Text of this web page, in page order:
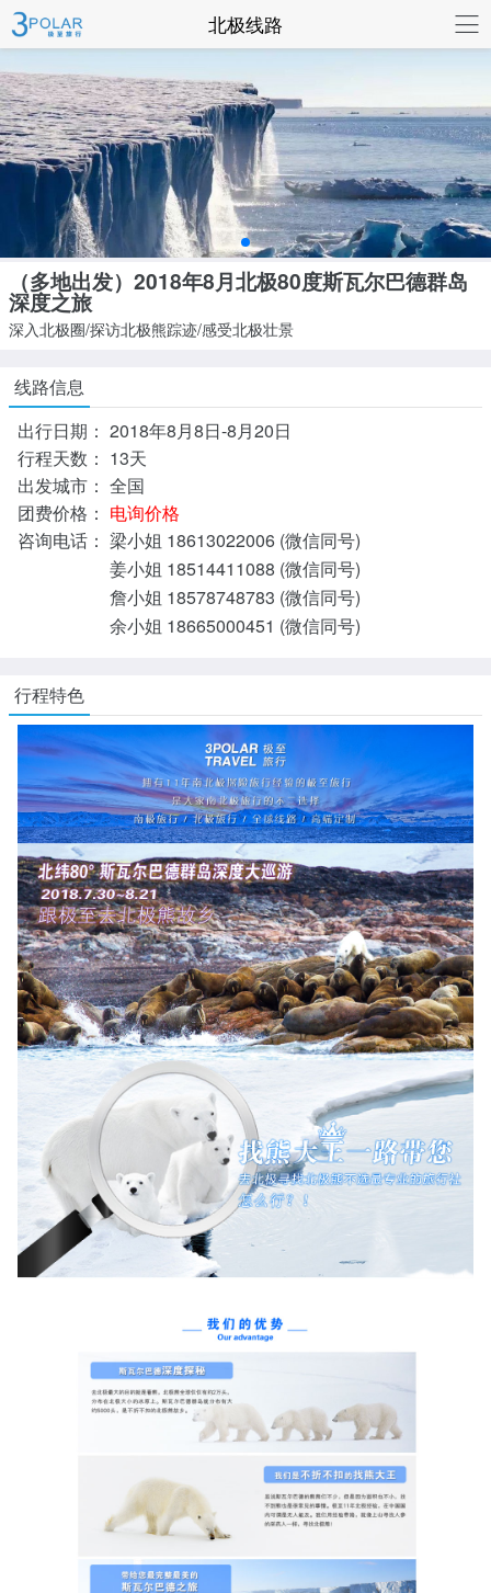
北极线路
（多地出发）2018年8月北极80度斯瓦尔巴德群岛
深度之旅
深入北极圈/探访北极熊踪迹/感受北极壮景
线路信息
出行日期： 2018年8月8日-8月20日
行程天数： 13天
出发城市： 全国
团费价格： 电询价格
咨询电话： 梁小姐 18613022006 (微信同号)
姜小姐 18514411088 (微信同号)
詹小姐 18578748783 (微信同号)
余小姐 18665000451 (微信同号)
行程特色
联系我们